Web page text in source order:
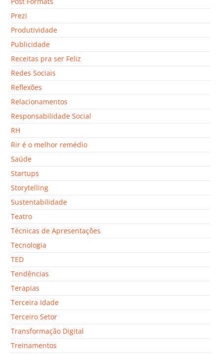
Prezi
Produtividade
Publicidade
Receitas pra ser Feliz
Redes Sociais
Reflexões
Relacionamentos
Responsabilidade Social
RH
Rir é o melhor remédio
Saúde
Startups
Storytelling
Sustentabilidade
Teatro
Técnicas de Apresentações
Tecnologia
TED
Tendências
Terapias
Terceira Idade
Terceiro Setor
Transformação Digital
Treinamentos